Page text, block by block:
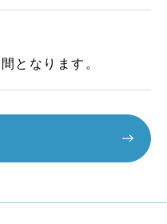
となります。